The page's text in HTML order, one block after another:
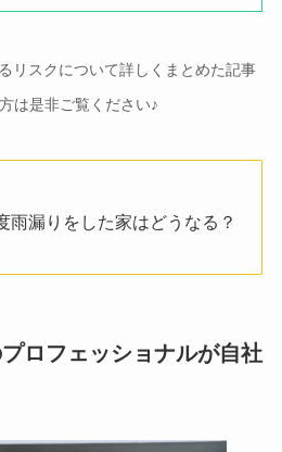
リスクについて詳しくまとめた記事
は是非ご覧ください♪
雨漏りをした家はどうなる？
ロフェッショナルが自社